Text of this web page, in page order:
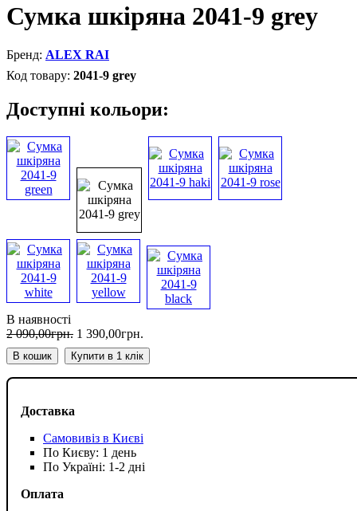
Сумка шкіряна 2041-9 grey
Доставка
Самовивіз в Києві
По Києву: 1 день
По Україні: 1-2 дні
Оплата
ALEX RAI
2041-9 grey
Доступні кольори:
В наявності
2 090,00грн. 1 390,00грн.
В кошик Купити в 1 клік